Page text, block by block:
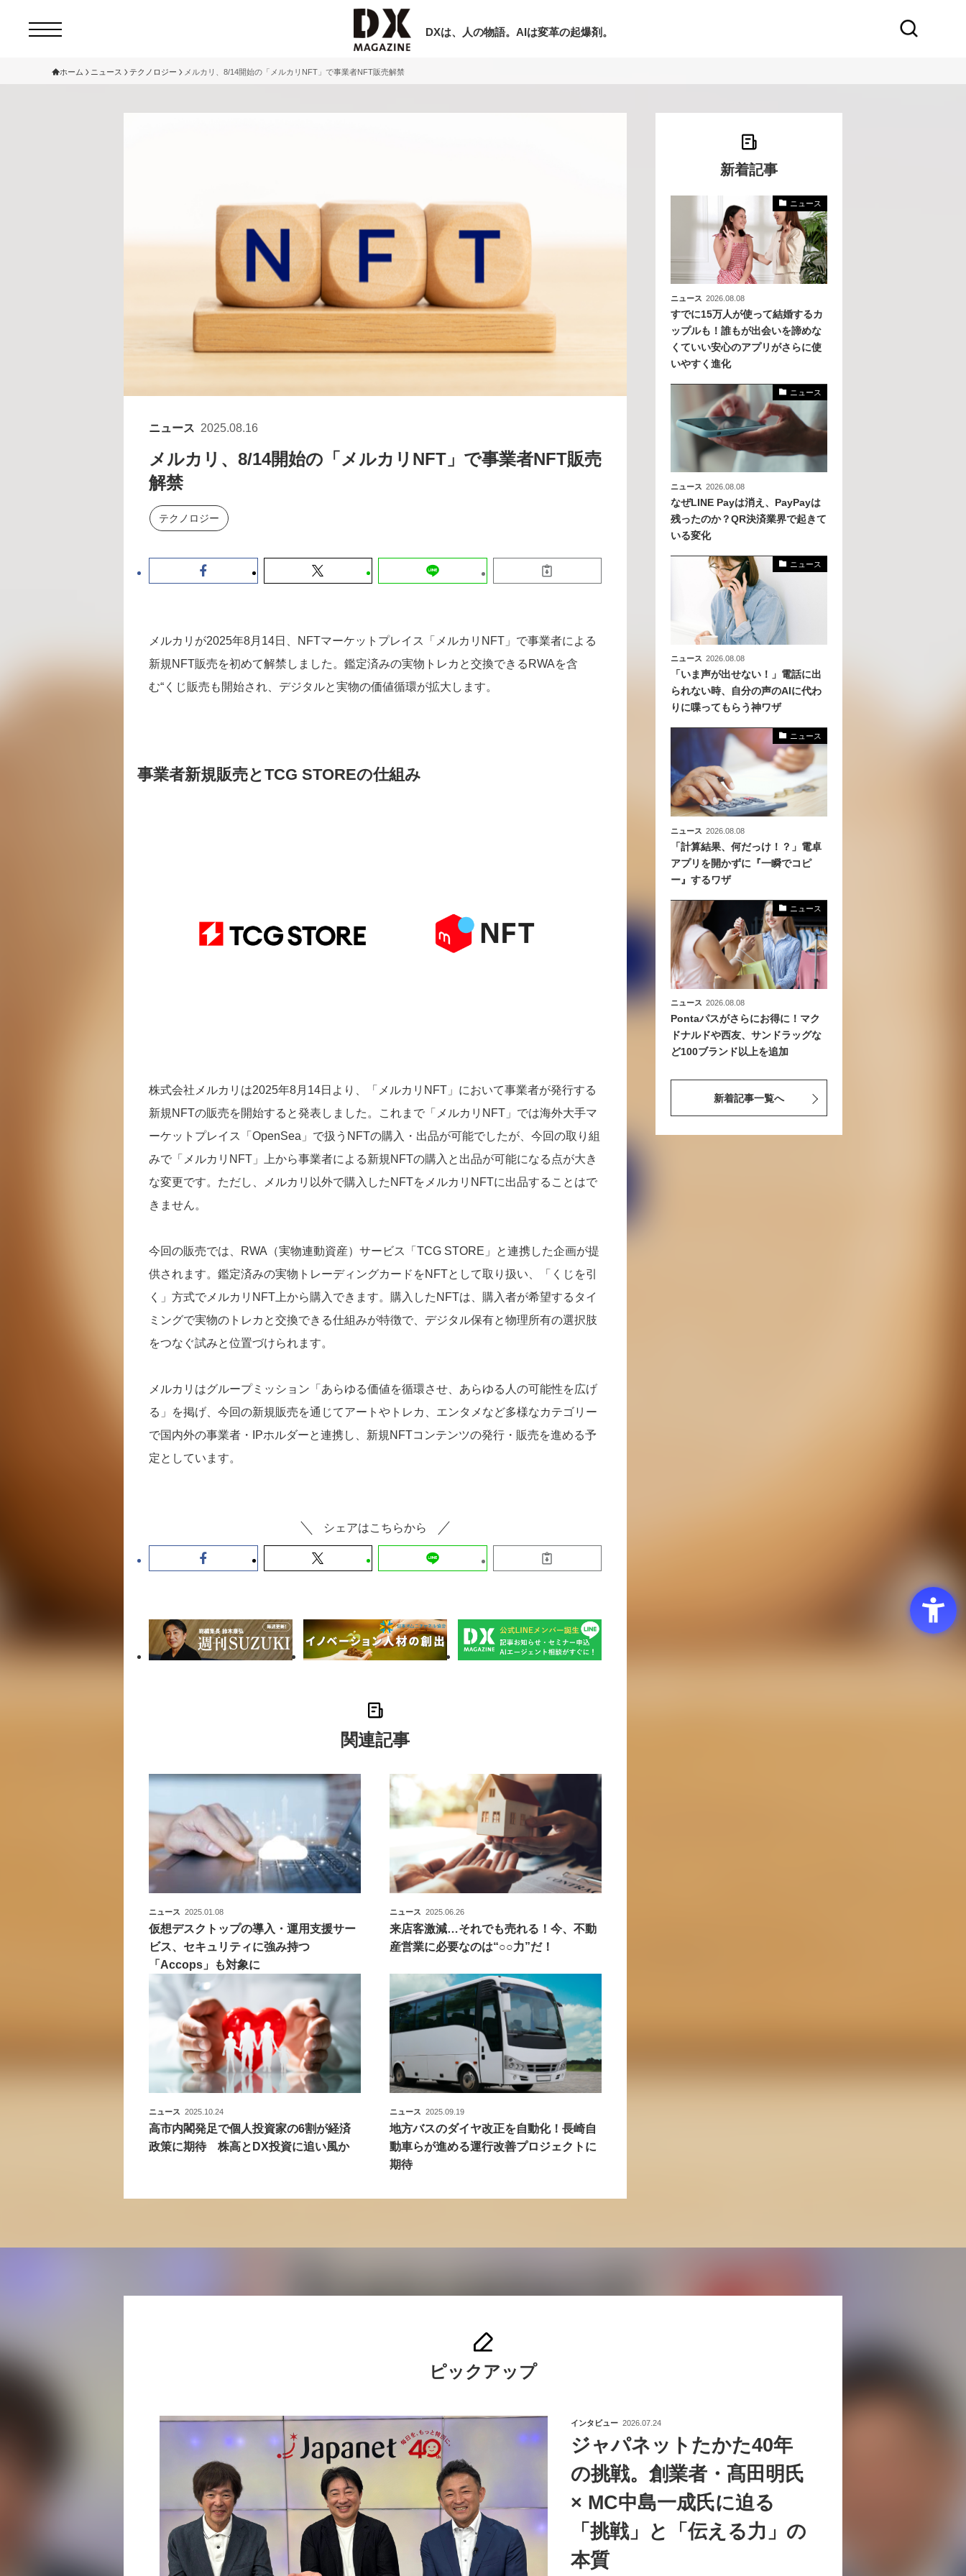
DXは、人の物語。AIは変革の起爆剤。
トップページ
特集
動画
お問い合わせ
個人情報保護法について
運営会社
採用情報
現在開催予定のセミナー
セミナー
【8/12開催】「イノベーションを数値化
する」～投資される事業の基準と、終活
DX「SouSou」に学ぶ資金調達・巻き込
みのリアル～
2026-06-10
セミナー
【9/30開催】AIで何でもできる時代に、
ホーム ニュース テクノロジー メルカリ、8/14開始の「メルカリNFT」で事業者NFT販売解禁
ニュース 2025.08.16
メルカリ、8/14開始の「メルカリNFT」で事業者NFT販売
解禁
テクノロジー
メルカリが2025年8月14日、NFTマーケットプレイス「メルカリNFT」で事業者による
新規NFT販売を初めて解禁しました。鑑定済みの実物トレカと交換できるRWAを含
む“くじ販売も開始され、デジタルと実物の価値循環が拡大します。
事業者新規販売とTCG STOREの仕組み
株式会社メルカリは2025年8月14日より、「メルカリNFT」において事業者が発行する
新規NFTの販売を開始すると発表しました。これまで「メルカリNFT」では海外大手マ
ーケットプレイス「OpenSea」で扱うNFTの購入・出品が可能でしたが、今回の取り組
みで「メルカリNFT」上から事業者による新規NFTの購入と出品が可能になる点が大き
な変更です。ただし、メルカリ以外で購入したNFTをメルカリNFTに出品することはで
きません。
今回の販売では、RWA（実物連動資産）サービス「TCG STORE」と連携した企画が提
供されます。鑑定済みの実物トレーディングカードをNFTとして取り扱い、「くじを引
く」方式でメルカリNFT上から購入できます。購入したNFTは、購入者が希望するタイ
ミングで実物のトレカと交換できる仕組みが特徴で、デジタル保有と物理所有の選択肢
をつなぐ試みと位置づけられます。
メルカリはグループミッション「あらゆる価値を循環させ、あらゆる人の可能性を広げ
る」を掲げ、今回の新規販売を通じてアートやトレカ、エンタメなど多様なカテゴリー
で国内外の事業者・IPホルダーと連携し、新規NFTコンテンツの発行・販売を進める予
定としています。
シェアはこちらから
関連記事
ニュース 2025.01.08
仮想デスクトップの導入・運用支援サー
ビス、セキュリティに強み持つ
「Accops」も対象に
ニュース 2025.06.26
来店客激減…それでも売れる！今、不動
産営業に必要なのは“○○力”だ！
ニュース 2025.10.24
高市内閣発足で個人投資家の6割が経済
政策に期待 株高とDX投資に追い風か
ニュース 2025.09.19
地方バスのダイヤ改正を自動化！長崎自
動車らが進める運行改善プロジェクトに
期待
新着記事
ニュース
ニュース 2026.08.08
すでに15万人が使って結婚するカ
ップルも！誰もが出会いを諦めな
くていい安心のアプリがさらに使
いやすく進化
ニュース
ニュース 2026.08.08
なぜLINE Payは消え、PayPayは
残ったのか？QR決済業界で起きて
いる変化
ニュース
ニュース 2026.08.08
「いま声が出せない！」電話に出
られない時、自分の声のAIに代わ
りに喋ってもらう神ワザ
ニュース
ニュース 2026.08.08
「計算結果、何だっけ！？」電卓
アプリを開かずに『一瞬でコピ
ー』するワザ
ニュース
ニュース 2026.08.08
Pontaパスがさらにお得に！マク
ドナルドや西友、サンドラッグな
ど100ブランド以上を追加
新着記事一覧へ
ピックアップ
インタビュー 2026.07.24
ジャパネットたかた40年
の挑戦。創業者・髙田明氏
× MC中島一成氏に迫る
「挑戦」と「伝える力」の
本質